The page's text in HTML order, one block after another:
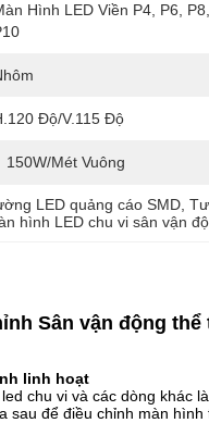
Hình LED Viền P4, P6, P8,
Độ/V.115 Độ
150W/mét Vuông
LED quảng cáo SMD ,
hình LED chu vi sân vận
Sân vận động
linh hoạt
chu vi và các dòng khác
để điều chỉnh màn hình